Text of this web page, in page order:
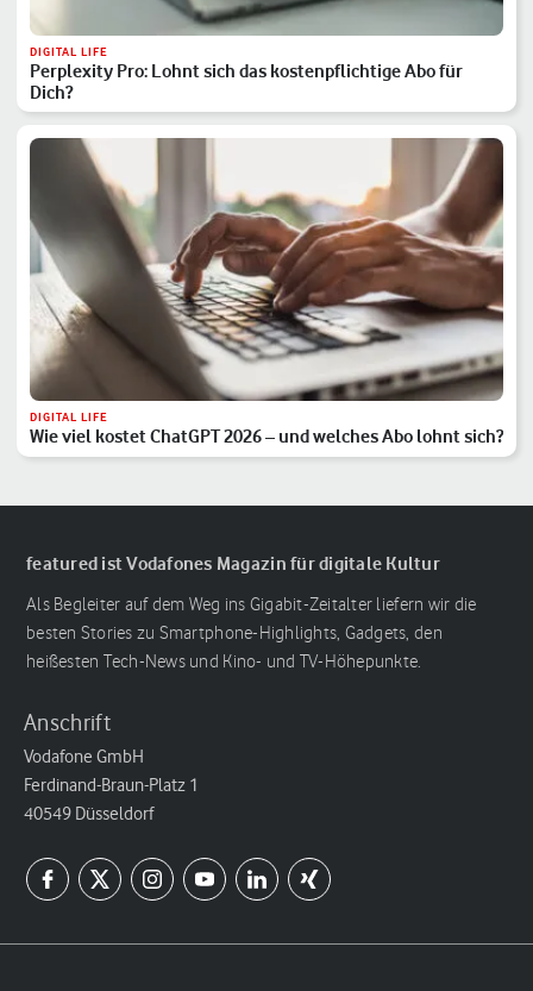
DIGITAL LIFE
Perplexity Pro: Lohnt sich das kostenpflichtige Abo für
Dich?
DIGITAL LIFE
Wie viel kostet ChatGPT 2026 – und welches Abo lohnt sich?
featured ist Vodafones Magazin für digitale Kultur
Als Begleiter auf dem Weg ins Gigabit-Zeitalter liefern wir die
besten Stories zu Smartphone-Highlights, Gadgets, den
heißesten Tech-News und Kino- und TV-Höhepunkte.
Anschrift
Vodafone GmbH
Ferdinand-Braun-Platz 1
40549 Düsseldorf